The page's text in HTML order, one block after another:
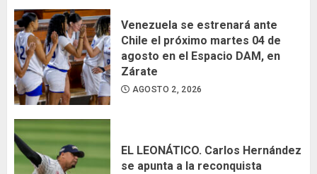
Venezuela se estrenará ante
Chile el próximo martes 04 de
agosto en el Espacio DAM, en
Zárate
AGOSTO 2, 2026
EL LEONÁTICO. Carlos Hernández
se apunta a la reconquista